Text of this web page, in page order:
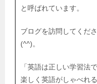
と呼ばれています。
ブログを訪問してくだ
(^^)。
「英語は正しい学習法
楽しく英語がしゃべれ